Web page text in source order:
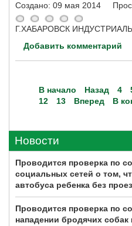
Создано: 09 мая 2014
Г.ХАБАРОВСК
Добавить комментарий
В начало Назад 4
12
13 Вперед В
Новости
Проводится проверка по
социальных сетей о том,
автобуса ребенка без
Проводится проверка по
нападении бродячих собак